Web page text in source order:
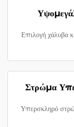
Επιλογή χάλυβα
Στρώμα
Υπερσκληρό